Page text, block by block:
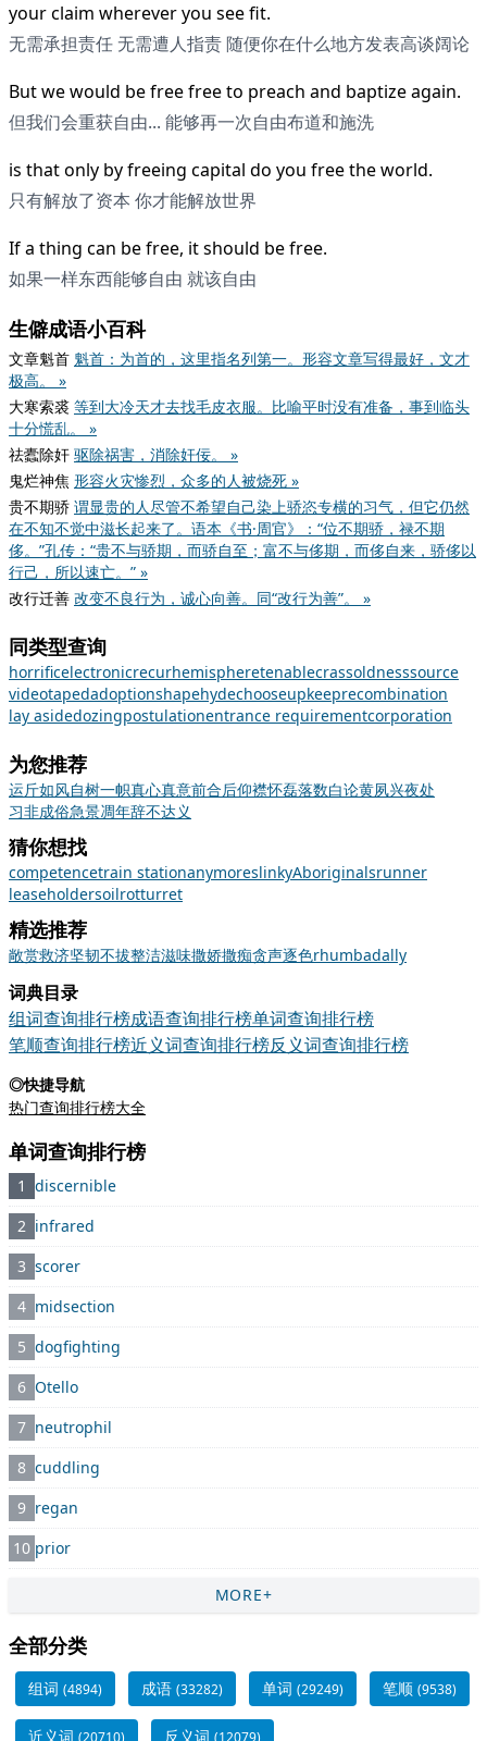
your claim wherever you see fit.
无需承担责任 无需遭人指责 随便你在什么地方发表高谈阔论
But we would be free free to preach and baptize again.
但我们会重获自由... 能够再一次自由布道和施洗
is that only by freeing capital do you free the world.
只有解放了资本 你才能解放世界
If a thing can be free, it should be free.
如果一样东西能够自由 就该自由
生僻成语小百科
文章魁首 魁首：为首的，这里指名列第一。形容文章写得最好，文才
极高。 »
大寒索裘 等到大冷天才去找毛皮衣服。比喻平时没有准备，事到临头
十分慌乱。 »
祛蠹除奸 驱除祸害，消除奸佞。 »
鬼烂神焦 形容火灾惨烈，众多的人被烧死 »
贵不期骄 谓显贵的人尽管不希望自己染上骄恣专横的习气，但它仍然
在不知不觉中滋长起来了。语本《书·周官》：“位不期骄，禄不期
侈。”孔传：“贵不与骄期，而骄自至；富不与侈期，而侈自来，骄侈以
行己，所以速亡。” »
改行迁善 改变不良行为，诚心向善。同“改行为善”。 »
同类型查询
horrificelectronicrecurhemispheretenablecrassoldnesssource
videotapedadoptionshapehydechooseupkeeprecombination
lay asidedozingpostulationentrance requirementcorporation
为您推荐
运斤如风自树一帜真心真意前合后仰襟怀磊落数白论黄夙兴夜处
习非成俗急景凋年辞不达义
猜你想找
competencetrain stationanymoreslinkyAboriginalsrunner
leaseholdersoilrotturret
精选推荐
敞赏救济坚韧不拔整洁滋味撒娇撒痴贪声逐色rhumbadally
词典目录
组词查询排行榜成语查询排行榜单词查询排行榜
笔顺查询排行榜近义词查询排行榜反义词查询排行榜
◎快捷导航
热门查询排行榜大全
单词查询排行榜
1 discernible
2 infrared
3 scorer
4 midsection
5 dogfighting
6 Otello
7 neutrophil
8 cuddling
9 regan
10 prior
MORE+
全部分类
组词 (4894) 成语 (33282) 单词 (29249) 笔顺 (9538)
近义词 (20710) 反义词 (12079)